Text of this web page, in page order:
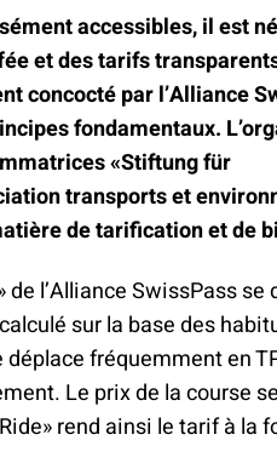
accessibles, il est
et des tarifs
concocté par l’Alliance
fondamentaux.
«Stiftung für
transports et
de tarification et de
l’Alliance SwissPass se
sur la base des
fréquemment en
Le prix de la course
rend ainsi le tarif à la